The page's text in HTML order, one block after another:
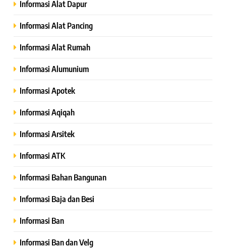
Informasi Alat Dapur
Informasi Alat Pancing
Informasi Alat Rumah
Informasi Alumunium
Informasi Apotek
Informasi Aqiqah
Informasi Arsitek
Informasi ATK
Informasi Bahan Bangunan
Informasi Baja dan Besi
Informasi Ban
Informasi Ban dan Velg